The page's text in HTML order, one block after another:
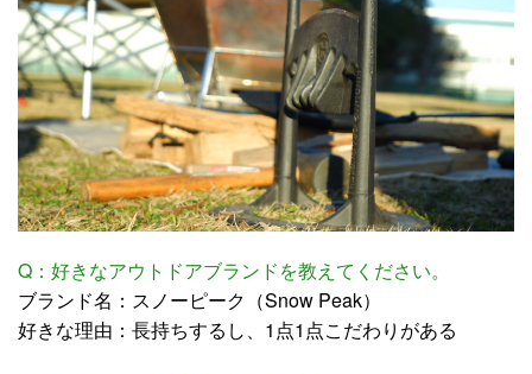
Q：好きなアウトドアブランドを教えてください。
ブランド名：スノーピーク（Snow Peak）
好きな理由：長持ちするし、1点1点こだわりがある